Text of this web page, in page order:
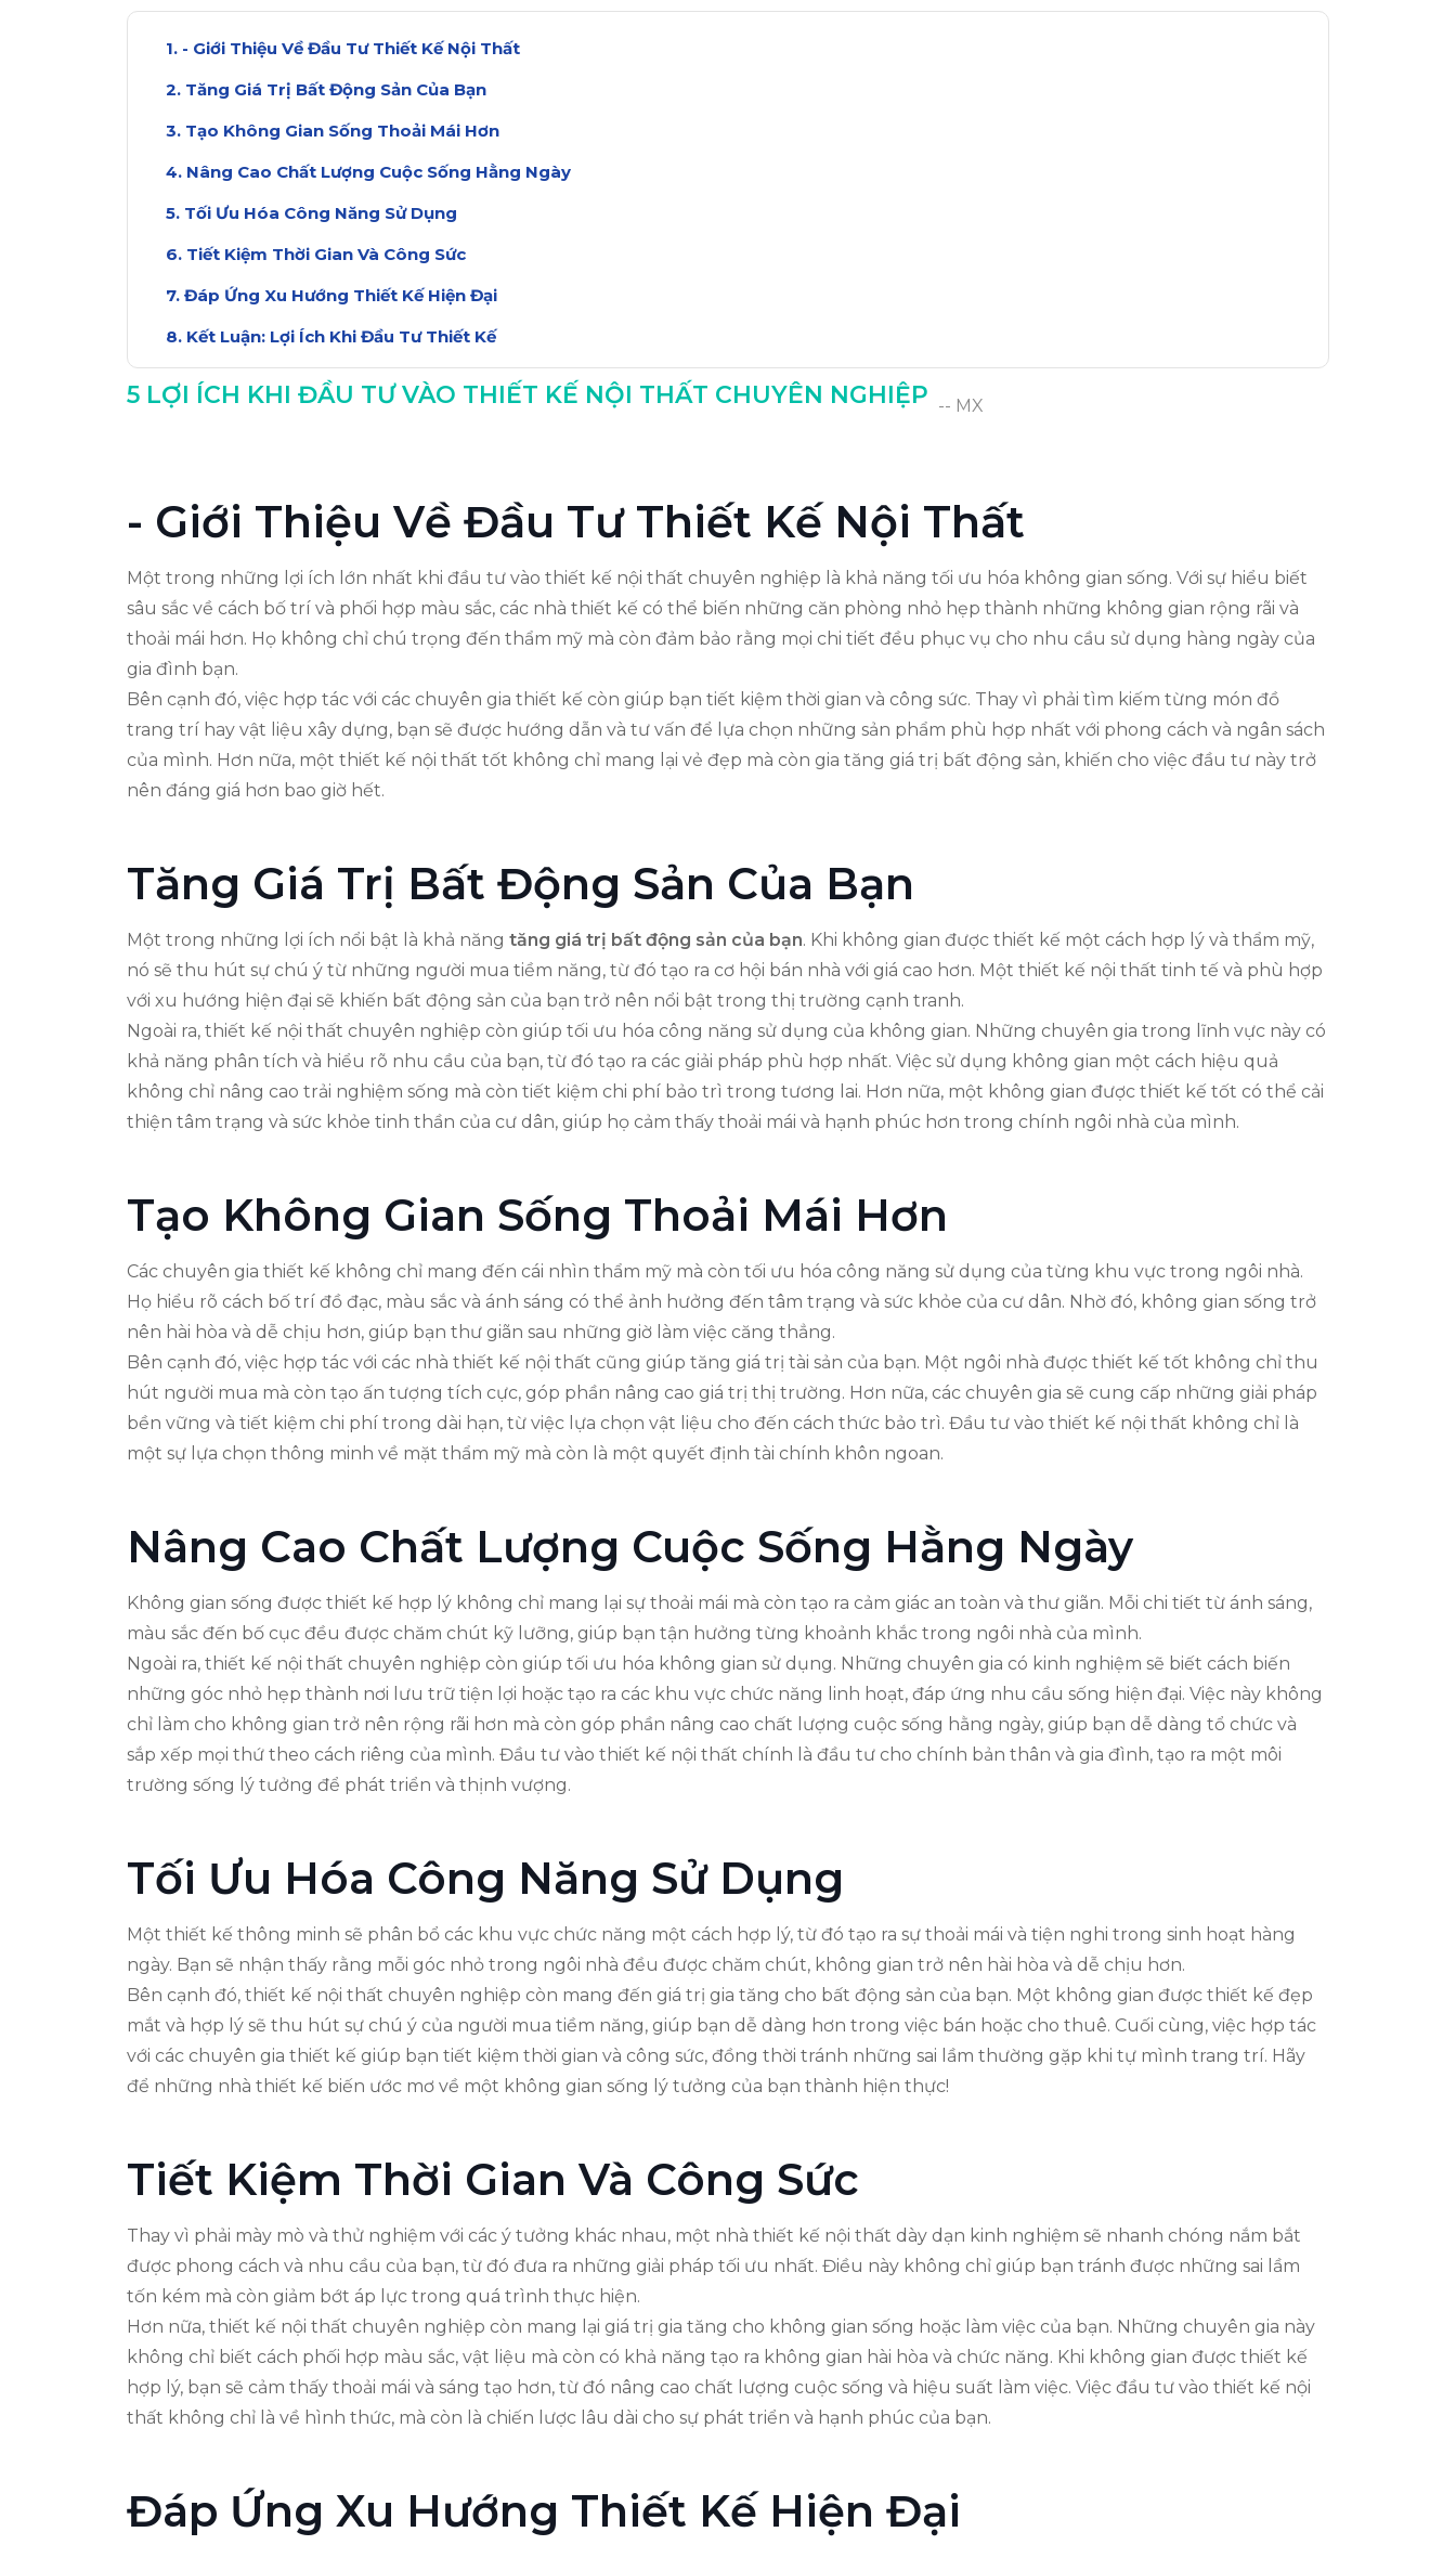
- Giới Thiệu Về Đầu Tư Thiết Kế Nội Thất
Tăng Giá Trị Bất Động Sản Của Bạn
Tạo Không Gian Sống Thoải Mái Hơn
Nâng Cao Chất Lượng Cuộc Sống Hằng Ngày
Tối Ưu Hóa Công Năng Sử Dụng
Tiết Kiệm Thời Gian Và Công Sức
Đáp Ứng Xu Hướng Thiết Kế Hiện Đại
Kết Luận: Lợi Ích Khi Đầu Tư Thiết Kế
5 LỢI ÍCH KHI ĐẦU TƯ VÀO THIẾT KẾ NỘI THẤT CHUYÊN NGHIỆP -- MX
- Giới Thiệu Về Đầu Tư Thiết Kế Nội Thất
Một trong những lợi ích lớn nhất khi đầu tư vào thiết kế nội thất chuyên nghiệp là khả năng tối ưu hóa không gian sống. Với sự hiểu biết
sâu sắc về cách bố trí và phối hợp màu sắc, các nhà thiết kế có thể biến những căn phòng nhỏ hẹp thành những không gian rộng rãi và
thoải mái hơn. Họ không chỉ chú trọng đến thẩm mỹ mà còn đảm bảo rằng mọi chi tiết đều phục vụ cho nhu cầu sử dụng hàng ngày của
gia đình bạn.
Bên cạnh đó, việc hợp tác với các chuyên gia thiết kế còn giúp bạn tiết kiệm thời gian và công sức. Thay vì phải tìm kiếm từng món đồ
trang trí hay vật liệu xây dựng, bạn sẽ được hướng dẫn và tư vấn để lựa chọn những sản phẩm phù hợp nhất với phong cách và ngân sách
của mình. Hơn nữa, một thiết kế nội thất tốt không chỉ mang lại vẻ đẹp mà còn gia tăng giá trị bất động sản, khiến cho việc đầu tư này trở
nên đáng giá hơn bao giờ hết.
Tăng Giá Trị Bất Động Sản Của Bạn
Một trong những lợi ích nổi bật là khả năng tăng giá trị bất động sản của bạn. Khi không gian được thiết kế một cách hợp lý và thẩm mỹ,
nó sẽ thu hút sự chú ý từ những người mua tiềm năng, từ đó tạo ra cơ hội bán nhà với giá cao hơn. Một thiết kế nội thất tinh tế và phù hợp
với xu hướng hiện đại sẽ khiến bất động sản của bạn trở nên nổi bật trong thị trường cạnh tranh.
Ngoài ra, thiết kế nội thất chuyên nghiệp còn giúp tối ưu hóa công năng sử dụng của không gian. Những chuyên gia trong lĩnh vực này có
khả năng phân tích và hiểu rõ nhu cầu của bạn, từ đó tạo ra các giải pháp phù hợp nhất. Việc sử dụng không gian một cách hiệu quả
không chỉ nâng cao trải nghiệm sống mà còn tiết kiệm chi phí bảo trì trong tương lai. Hơn nữa, một không gian được thiết kế tốt có thể cải
thiện tâm trạng và sức khỏe tinh thần của cư dân, giúp họ cảm thấy thoải mái và hạnh phúc hơn trong chính ngôi nhà của mình.
Tạo Không Gian Sống Thoải Mái Hơn
Các chuyên gia thiết kế không chỉ mang đến cái nhìn thẩm mỹ mà còn tối ưu hóa công năng sử dụng của từng khu vực trong ngôi nhà.
Họ hiểu rõ cách bố trí đồ đạc, màu sắc và ánh sáng có thể ảnh hưởng đến tâm trạng và sức khỏe của cư dân. Nhờ đó, không gian sống trở
nên hài hòa và dễ chịu hơn, giúp bạn thư giãn sau những giờ làm việc căng thẳng.
Bên cạnh đó, việc hợp tác với các nhà thiết kế nội thất cũng giúp tăng giá trị tài sản của bạn. Một ngôi nhà được thiết kế tốt không chỉ thu
hút người mua mà còn tạo ấn tượng tích cực, góp phần nâng cao giá trị thị trường. Hơn nữa, các chuyên gia sẽ cung cấp những giải pháp
bền vững và tiết kiệm chi phí trong dài hạn, từ việc lựa chọn vật liệu cho đến cách thức bảo trì. Đầu tư vào thiết kế nội thất không chỉ là
một sự lựa chọn thông minh về mặt thẩm mỹ mà còn là một quyết định tài chính khôn ngoan.
Nâng Cao Chất Lượng Cuộc Sống Hằng Ngày
Không gian sống được thiết kế hợp lý không chỉ mang lại sự thoải mái mà còn tạo ra cảm giác an toàn và thư giãn. Mỗi chi tiết từ ánh sáng,
màu sắc đến bố cục đều được chăm chút kỹ lưỡng, giúp bạn tận hưởng từng khoảnh khắc trong ngôi nhà của mình.
Ngoài ra, thiết kế nội thất chuyên nghiệp còn giúp tối ưu hóa không gian sử dụng. Những chuyên gia có kinh nghiệm sẽ biết cách biến
những góc nhỏ hẹp thành nơi lưu trữ tiện lợi hoặc tạo ra các khu vực chức năng linh hoạt, đáp ứng nhu cầu sống hiện đại. Việc này không
chỉ làm cho không gian trở nên rộng rãi hơn mà còn góp phần nâng cao chất lượng cuộc sống hằng ngày, giúp bạn dễ dàng tổ chức và
sắp xếp mọi thứ theo cách riêng của mình. Đầu tư vào thiết kế nội thất chính là đầu tư cho chính bản thân và gia đình, tạo ra một môi
trường sống lý tưởng để phát triển và thịnh vượng.
Tối Ưu Hóa Công Năng Sử Dụng
Một thiết kế thông minh sẽ phân bổ các khu vực chức năng một cách hợp lý, từ đó tạo ra sự thoải mái và tiện nghi trong sinh hoạt hàng
ngày. Bạn sẽ nhận thấy rằng mỗi góc nhỏ trong ngôi nhà đều được chăm chút, không gian trở nên hài hòa và dễ chịu hơn.
Bên cạnh đó, thiết kế nội thất chuyên nghiệp còn mang đến giá trị gia tăng cho bất động sản của bạn. Một không gian được thiết kế đẹp
mắt và hợp lý sẽ thu hút sự chú ý của người mua tiềm năng, giúp bạn dễ dàng hơn trong việc bán hoặc cho thuê. Cuối cùng, việc hợp tác
với các chuyên gia thiết kế giúp bạn tiết kiệm thời gian và công sức, đồng thời tránh những sai lầm thường gặp khi tự mình trang trí. Hãy
để những nhà thiết kế biến ước mơ về một không gian sống lý tưởng của bạn thành hiện thực!
Tiết Kiệm Thời Gian Và Công Sức
Thay vì phải mày mò và thử nghiệm với các ý tưởng khác nhau, một nhà thiết kế nội thất dày dạn kinh nghiệm sẽ nhanh chóng nắm bắt
được phong cách và nhu cầu của bạn, từ đó đưa ra những giải pháp tối ưu nhất. Điều này không chỉ giúp bạn tránh được những sai lầm
tốn kém mà còn giảm bớt áp lực trong quá trình thực hiện.
Hơn nữa, thiết kế nội thất chuyên nghiệp còn mang lại giá trị gia tăng cho không gian sống hoặc làm việc của bạn. Những chuyên gia này
không chỉ biết cách phối hợp màu sắc, vật liệu mà còn có khả năng tạo ra không gian hài hòa và chức năng. Khi không gian được thiết kế
hợp lý, bạn sẽ cảm thấy thoải mái và sáng tạo hơn, từ đó nâng cao chất lượng cuộc sống và hiệu suất làm việc. Việc đầu tư vào thiết kế nội
thất không chỉ là về hình thức, mà còn là chiến lược lâu dài cho sự phát triển và hạnh phúc của bạn.
Đáp Ứng Xu Hướng Thiết Kế Hiện Đại